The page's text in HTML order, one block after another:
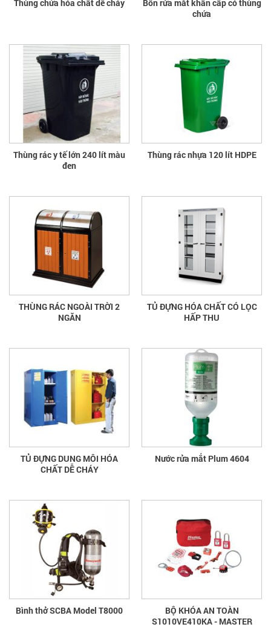
Thùng chứa hóa chất dễ cháy
Bồn rửa mắt khẩn cấp có thùng
chứa
Thùng rác y tế lớn 240 lít màu
đen
Thùng rác nhựa 120 lít HDPE
THÙNG RÁC NGOÀI TRỜI 2
NGĂN
TỦ ĐỰNG HÓA CHẤT CÓ LỌC
HẤP THU
TỦ ĐỰNG DUNG MÔI HÓA
CHẤT DỄ CHÁY
Nước rửa mắt Plum 4604
Bình thở SCBA Model T8000
BỘ KHÓA AN TOÀN
S1010VE410KA - MASTER